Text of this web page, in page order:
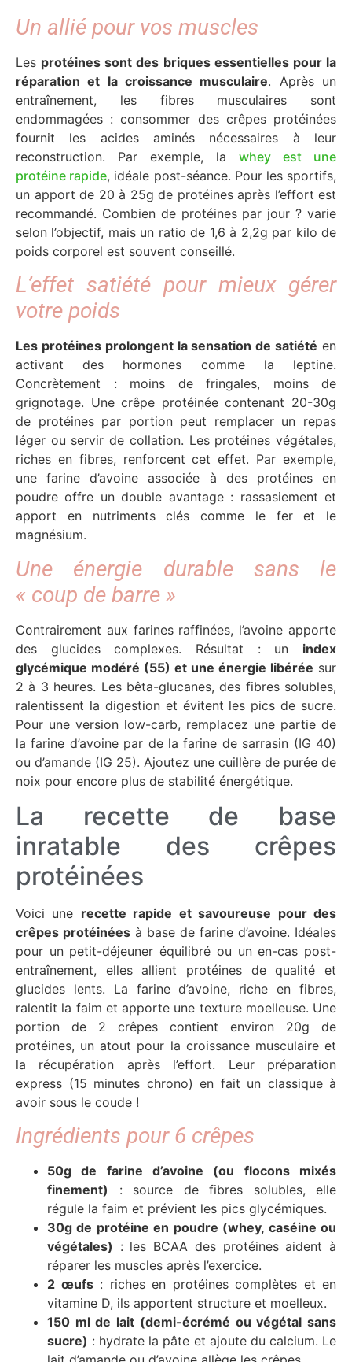
Un allié pour vos muscles
Les protéines sont des briques essentielles pour la
réparation et la croissance musculaire. Après un
entraînement, les fibres musculaires sont
endommagées : consommer des crêpes protéinées
fournit les acides aminés nécessaires à leur
reconstruction. Par exemple, la
whey est une
protéine rapide, idéale post-séance. Pour les sportifs,
un apport de 20 à 25g de protéines après l’effort est
recommandé. Combien de protéines par jour ? varie
selon l’objectif, mais un ratio de 1,6 à 2,2g par kilo de
poids corporel est souvent conseillé.
L’effet satiété pour mieux gérer
votre poids
Les protéines prolongent la sensation de satiété en
activant des hormones comme la leptine.
Concrètement : moins de fringales, moins de
grignotage. Une crêpe protéinée contenant 20-30g
de protéines par portion peut remplacer un repas
léger ou servir de collation. Les protéines végétales,
riches en fibres, renforcent cet effet. Par exemple,
une farine d’avoine associée à des protéines en
poudre offre un double avantage : rassasiement et
apport en nutriments clés comme le fer et le
magnésium.
Une énergie durable sans le
« coup de barre »
Contrairement aux farines raffinées, l’avoine apporte
des glucides complexes. Résultat : un index
glycémique modéré (55) et une énergie libérée sur
2 à 3 heures. Les bêta-glucanes, des fibres solubles,
ralentissent la digestion et évitent les pics de sucre.
Pour une version low-carb, remplacez une partie de
la farine d’avoine par de la farine de sarrasin (IG 40)
ou d’amande (IG 25). Ajoutez une cuillère de purée de
noix pour encore plus de stabilité énergétique.
La recette de base
inratable des crêpes
protéinées
Voici une recette rapide et savoureuse pour des
crêpes protéinées à base de farine d’avoine. Idéales
pour un petit-déjeuner équilibré ou un en-cas post-
entraînement, elles allient protéines de qualité et
glucides lents. La farine d’avoine, riche en fibres,
ralentit la faim et apporte une texture moelleuse. Une
portion de 2 crêpes contient environ 20g de
protéines, un atout pour la croissance musculaire et
la récupération après l’effort. Leur préparation
express (15 minutes chrono) en fait un classique à
avoir sous le coude !
Ingrédients pour 6 crêpes
50g de farine d’avoine (ou flocons mixés
finement) : source de fibres solubles, elle
régule la faim et prévient les pics glycémiques.
30g de protéine en poudre (whey, caséine ou
végétales) : les BCAA des protéines aident à
réparer les muscles après l’exercice.
2 œufs: riches en protéines complètes et en
vitamine D, ils apportent structure et moelleux.
150 ml de lait (demi-écrémé ou végétal sans
sucre) : hydrate la pâte et ajoute du calcium. Le